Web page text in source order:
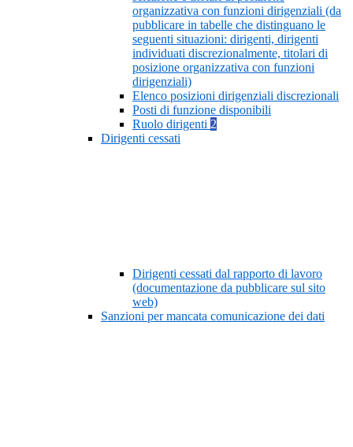
organizzativa con funzioni dirigenziali (da
pubblicare in tabelle che distinguano le
seguenti situazioni: dirigenti, dirigenti
individuati discrezionalmente, titolari di
posizione organizzativa con funzioni
dirigenziali)
Elenco posizioni dirigenziali discrezionali
Posti di funzione disponibili
Ruolo dirigenti 2
Dirigenti cessati
Dirigenti cessati dal rapporto di lavoro
(documentazione da pubblicare sul sito
web)
Sanzioni per mancata comunicazione dei dati